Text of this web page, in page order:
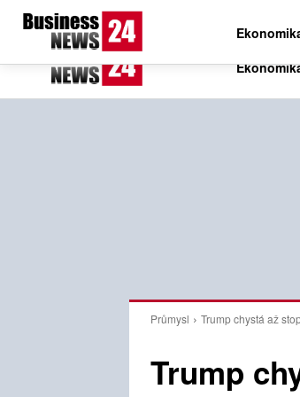
24.8 Czech
Čtvrtek 6. srpna 2026
Průmysl Trump chystá až
Trump